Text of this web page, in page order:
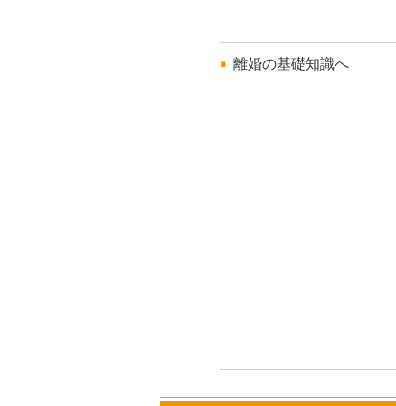
離婚の基礎知識へ